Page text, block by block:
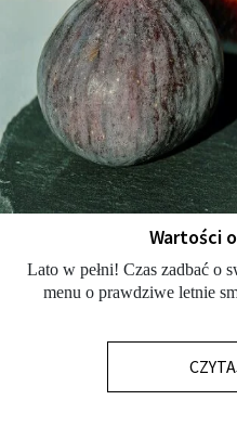
Wartości
Lato w pełni! Czas zadbać o
menu o prawdziwe letnie